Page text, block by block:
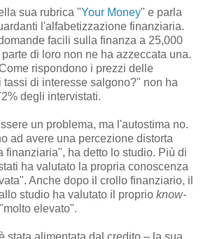
sua rubrica "Your Money" e parla
l'alfabetizzazione finanziaria.
facili sulla finanza a 25,000
di loro non ne ha azzeccata una.
rispondono i prezzi delle
di interesse salgono?" non ha
degli intervistati.
un problema, ma l'autostima no.
ad avere una percezione distorta
finanziaria", ha detto lo studio. Più di
ha valutato la propria conoscenza
Anche dopo il crollo finanziario, il
studio ha valutato il proprio know-
elevato".
stata alimentata dal credito – la sua